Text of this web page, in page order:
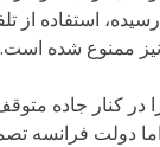
استفاده از
نیز ممنوع شده است.
در کنار جاده
دولت فرانسه